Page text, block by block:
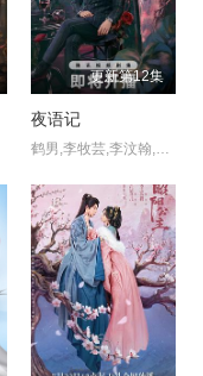
更新第12集
夜语记
鹤男,李牧芸,李汶翰,李泊文,郭天祺,徐新驰,孙思凡